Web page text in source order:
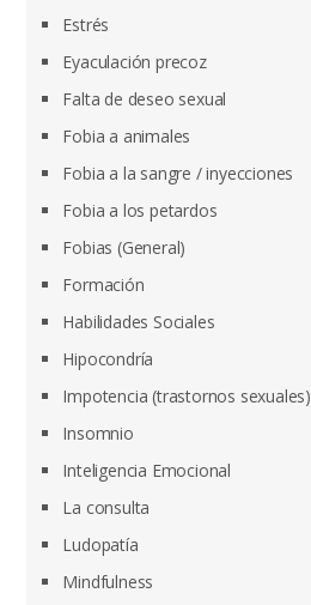
Estrés
Eyaculación precoz
Falta de deseo sexual
Fobia a animales
Fobia a la sangre / inyecciones
Fobia a los petardos
Fobias (General)
Formación
Habilidades Sociales
Hipocondría
Impotencia (trastornos sexuales)
Insomnio
Inteligencia Emocional
La consulta
Ludopatía
Mindfulness